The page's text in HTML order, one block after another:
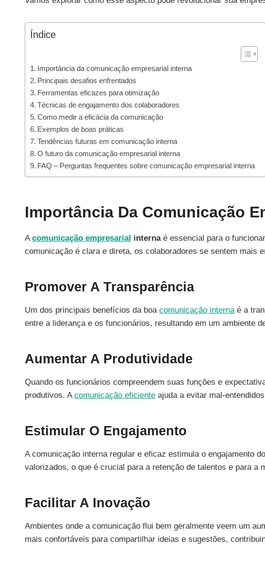
Índice
Importância da comunicação empresarial interna
Principais desafios enfrentados
Ferramentas eficazes para otimização
Técnicas de engajamento dos colaboradores
Como medir a eficácia da comunicação
Exemplos de boas práticas
Tendências futuras em comunicação interna
O futuro da comunicação empresarial interna
FAQ – Perguntas frequentes sobre comunicação empresarial interna
Importância Da Comunicação
A comunicação empresarial internaé essencial para o
comunicação é clara e direta, os colaboradores se sentem mais
Promover A Transparência
Um dos principais benefícios da boa comunicação interna é a
entre a liderança e os funcionários, resultando em um ambiente
Aumentar A Produtividade
Quando os funcionários compreendem suas funções e
produtivos. A comunicação eficiente ajuda a evitar mal-
Estimular O Engajamento
A comunicação interna regular e eficaz estimula o engajamento
valorizados, o que é crucial para a retenção de talentos e para a
Facilitar A Inovação
Ambientes onde a comunicação flui bem geralmente veem um
mais confortáveis para compartilhar ideias e sugestões,